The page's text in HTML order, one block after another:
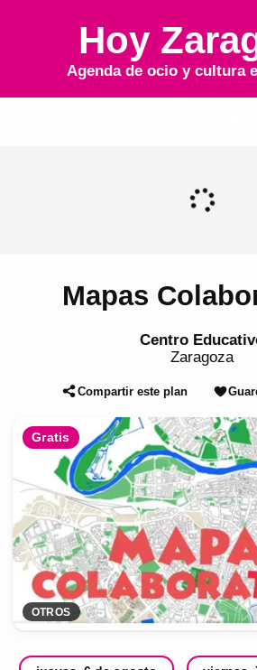
Hoy
Agenda de ocio y cultura
Mapas
Centro
Zaragoza
Compartir este plan
Gratis
OTROS